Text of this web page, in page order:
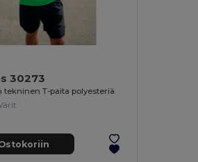
30273
tekninen T-paita polyesteriä